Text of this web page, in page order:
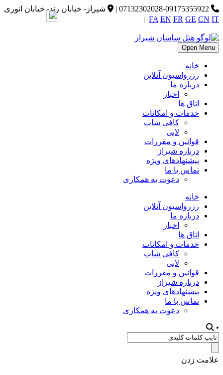
|
شیراز- خیابان زند- خیابان انوری
FA EN FR GE CN IT
|
Open Menu
خانه
رزرواسیون آنلاین
درباره ما
اخبار
اتاق ها
خدمات و امکانات
کافی شاپ
لابی
قوانین و مقررات
درباره شیراز
پیشنهادهای ویژه
تماس با ما
دعوت به همکاری
خانه
رزرواسیون آنلاین
درباره ما
اخبار
اتاق ها
خدمات و امکانات
کافی شاپ
لابی
قوانین و مقررات
درباره شیراز
پیشنهادهای ویژه
تماس با ما
دعوت به همکاری
•
علامت زدن